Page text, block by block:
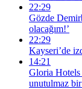
22:29
Gözde
olacağım!’
22:29
Kayseri’de
14:21
Gloria
unutulmaz